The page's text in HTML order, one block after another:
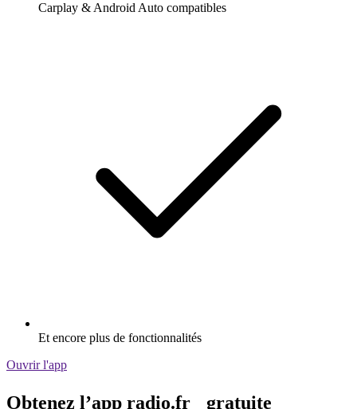
Carplay & Android Auto compatibles
Et encore plus de fonctionnalités
Ouvrir l'app
Obtenez l’app radio.fr gratuite